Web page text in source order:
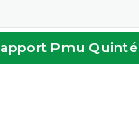
Pmu Quinté